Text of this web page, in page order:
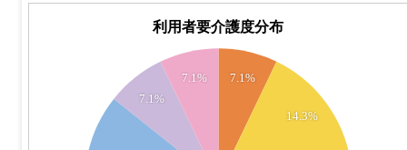
利用者要介護度分布
7.1%
14.3%
7.1%
7.1%